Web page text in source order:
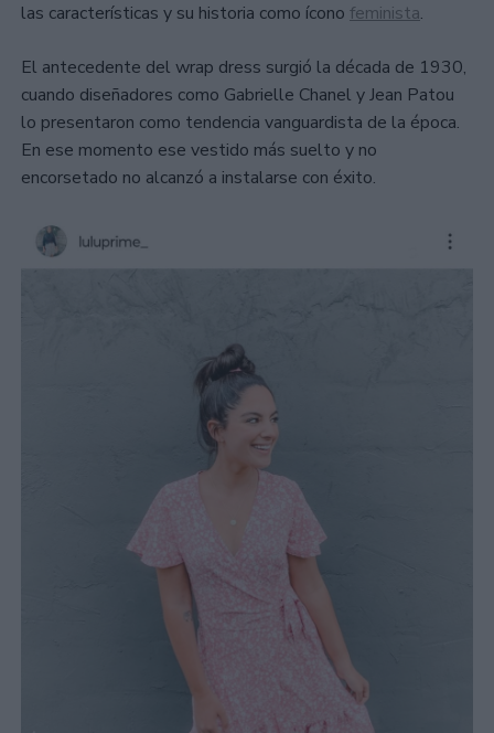
las características y su historia como ícono feminista.
El antecedente del wrap dress surgió la década de 1930,
cuando diseñadores como Gabrielle Chanel y Jean Patou
lo presentaron como tendencia vanguardista de la época.
En ese momento ese vestido más suelto y no
encorsetado no alcanzó a instalarse con éxito.